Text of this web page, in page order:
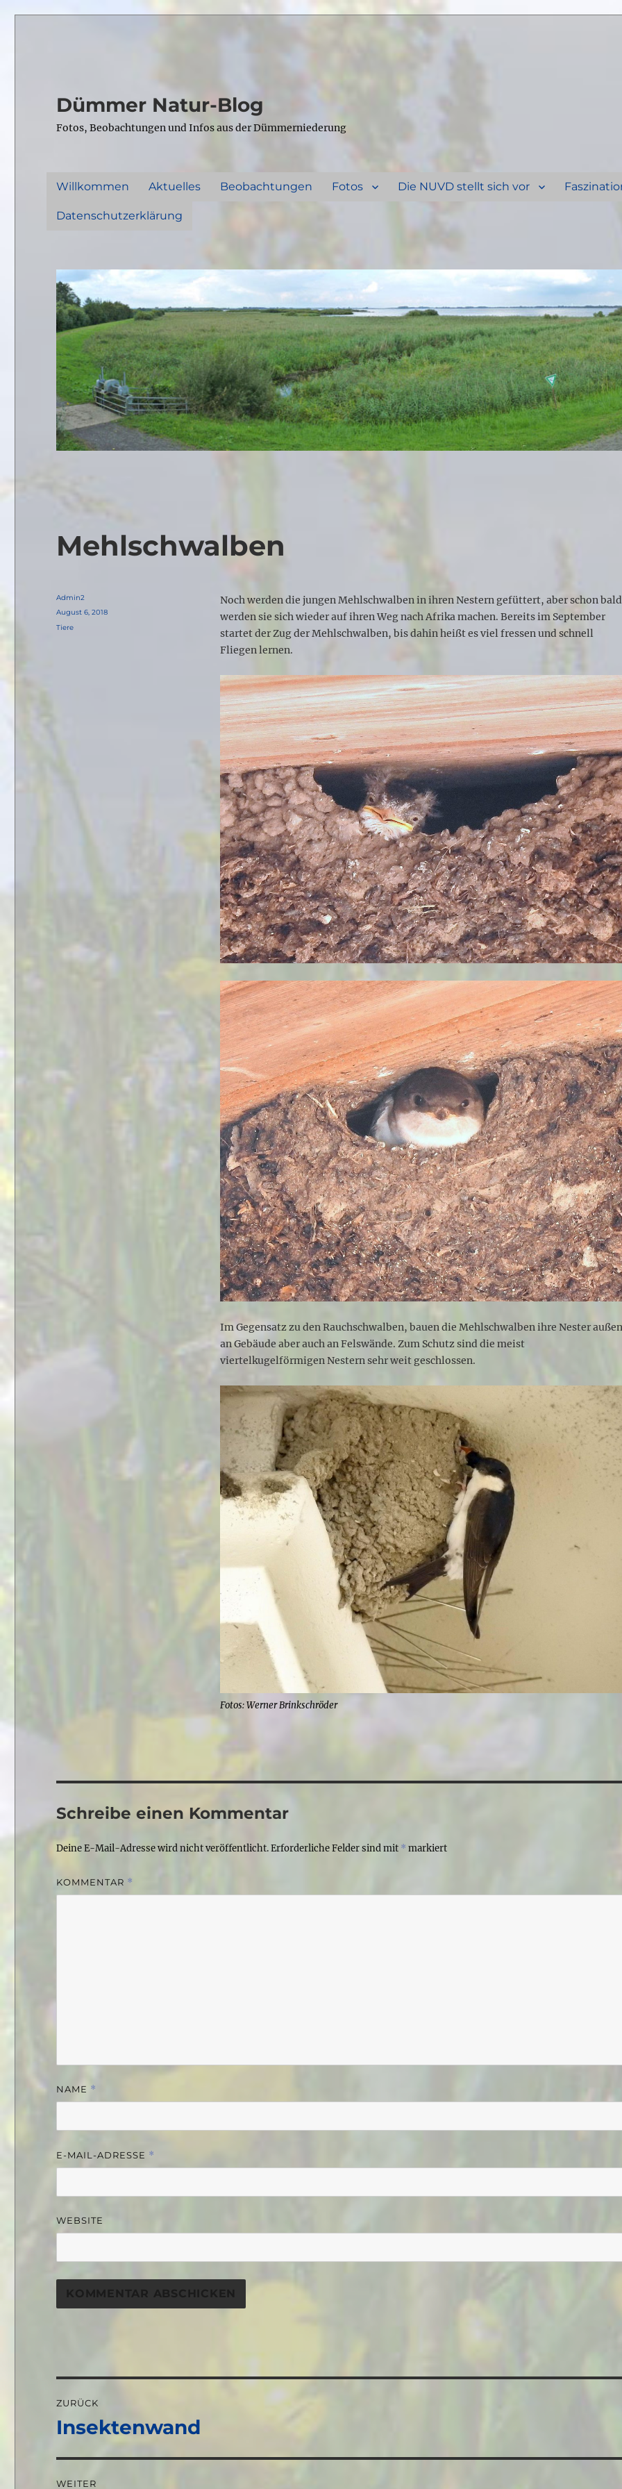
Dümmer Natur-Blog
Fotos, Beobachtungen und Infos aus der Dümmerniederung
Willkommen Aktuelles Beobachtungen Fotos Die NUVD stellt sich vor
Datenschutzerklärung
Mehlschwalben
Noch werden die jungen Mehlschwalben in ihren Nestern gefüttert, aber schon bald
werden sie sich wieder auf ihren Weg nach Afrika machen. Bereits im September
startet der Zug der Mehlschwalben, bis dahin heißt es viel fressen und schnell
Fliegen lernen.
Im Gegensatz zu den Rauchschwalben, bauen die Mehlschwalben ihre Nester
an Gebäude aber auch an Felswände. Zum Schutz sind die meist
viertelkugelförmigen Nestern sehr weit geschlossen.
Fotos: Werner Brinkschröder
Autor
Admin2
Veröffentlicht
am
August 6, 2018
Kategorien
Tiere
Schreibe einen Kommentar
Deine E-Mail-Adresse wird nicht veröffentlicht.Erforderliche Felder sind mit * markiert
KOMMENTAR *
NAME *
E-MAIL-ADRESSE *
WEBSITE
ZURÜCK
Vorheriger
Insektenwand
WEITER